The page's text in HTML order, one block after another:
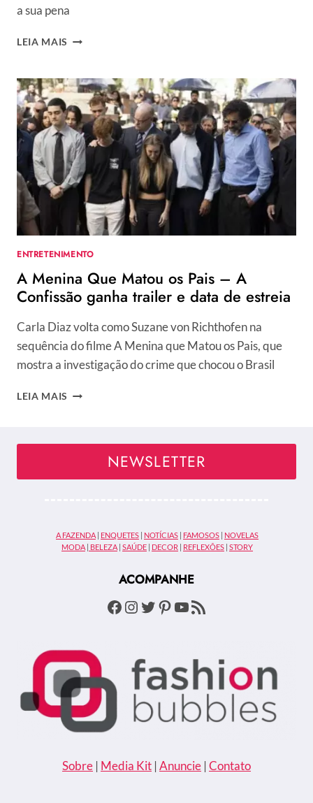
a sua pena
LEIA MAIS QUEM
ATUAL
NAMORADO
DE
SUZANE
VON
RICHTHOFEN?
SAIBA
COMO
CASAL
SE
ENTRETENIMENTO
A Menina Que Matou os Pais – A
Confissão ganha trailer e data de estreia
Carla Diaz volta como Suzane von Richthofen na
sequência do filme A Menina que Matou os Pais, que
mostra a investigação do crime que chocou o Brasil
LEIA MAIS
–
TRAILER
E
NEWSLETTER
A FAZENDA ENQUETES NOTÍCIAS FAMOSOS
NOVELAS
MODA
BELEZA SAÚDE DECOR REFLEXÕES STORY
ACOMPANHE
Facebook
Instagram
Twitter
Pinterest
Youtube
Feed RSS
Sobre | Media Kit | Anuncie | Contato